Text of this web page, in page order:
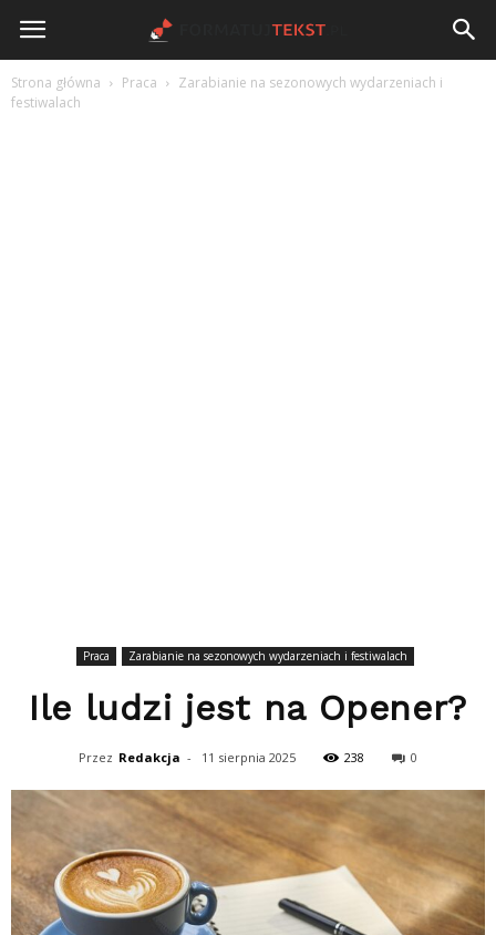
FormatujTekst.pl
Strona główna Praca
Zarabianie na sezonowych wydarzeniach i
festiwalach
Praca Zarabianie na sezonowych wydarzeniach i festiwalach
Ile ludzi jest na Opener?
Przez Redakcja - 11 sierpnia 2025 238 0